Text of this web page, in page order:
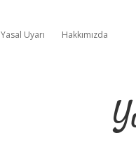
Yasal Uyarı Hakkımızda